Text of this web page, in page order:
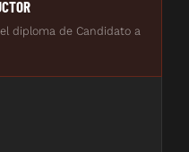
diploma de Candidato a